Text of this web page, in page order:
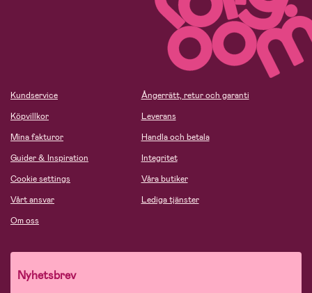
Kundservice
Köpvillkor
Mina fakturor
Guider & Inspiration
Cookie settings
Vårt ansvar
Om oss
Ångerrätt, retur och garanti
Leverans
Handla och betala
Integritet
Våra butiker
Lediga tjänster
Nyhetsbrev